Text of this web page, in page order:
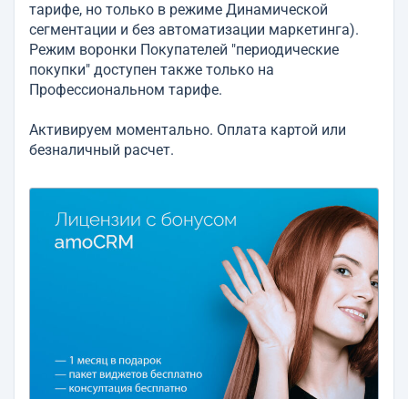
тарифе, но только в режиме Динамической
сегментации и без автоматизации маркетинга).
Режим воронки Покупателей "периодические
покупки" доступен также только на
Профессиональном тарифе.
Активируем моментально. Оплата картой или
безналичный расчет.